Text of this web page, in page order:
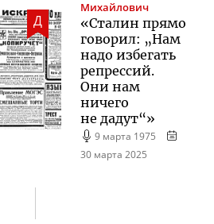
Д
Михайлович
«Сталин прямо
говорил: „Нам
надо избегать
репрессий.
Они нам
ничего
не дадут“»
9 марта 1975
30 марта 2025